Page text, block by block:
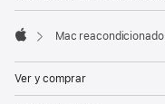
Mac reacondicionado
Ver y comprar